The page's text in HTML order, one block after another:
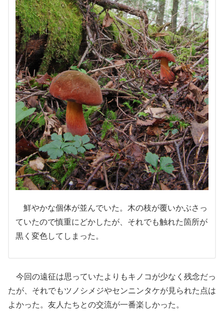
鮮やかな個体が並んでいた。木の枝が覆いかぶさっ
ていたので慎重にどかしたが、それでも触れた箇所が
黒く変色してしまった。
今回の遠征は思っていたよりもキノコが少なく残念だっ
たが、それでもツノシメジやセンニンタケが見られた点は
よかった。友人たちとの交流が一番楽しかった。